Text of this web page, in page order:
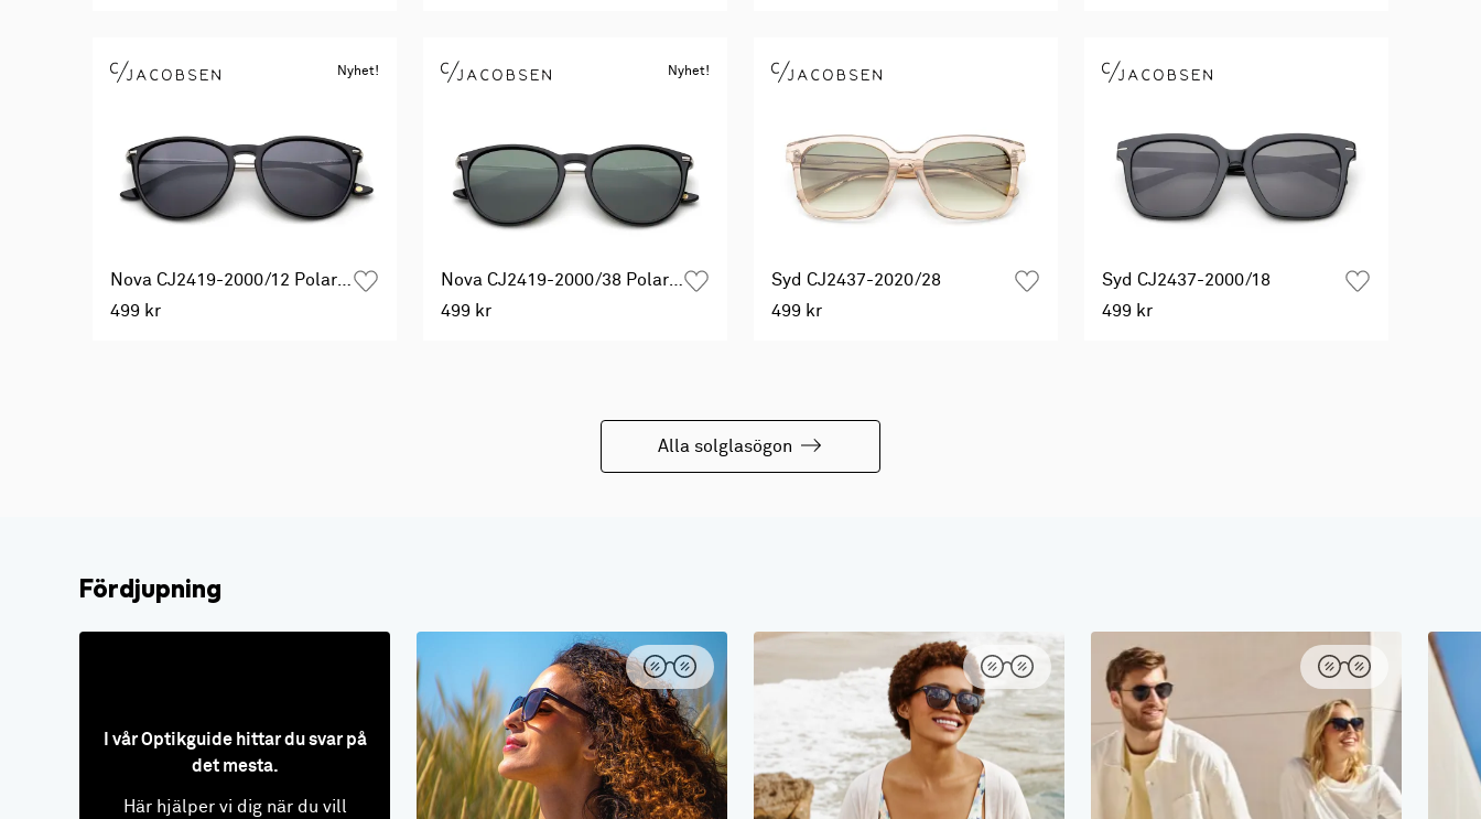
Nyhet!
499 kr
Nyhet!
499 kr
Syd CJ2437-2020/28
499 kr
Syd CJ2437-2000/18
499 kr
Alla solglasögon
Fördjupning
I vår Optikguide hittar du svar på
det mesta.
Här hjälper vi dig när du vill